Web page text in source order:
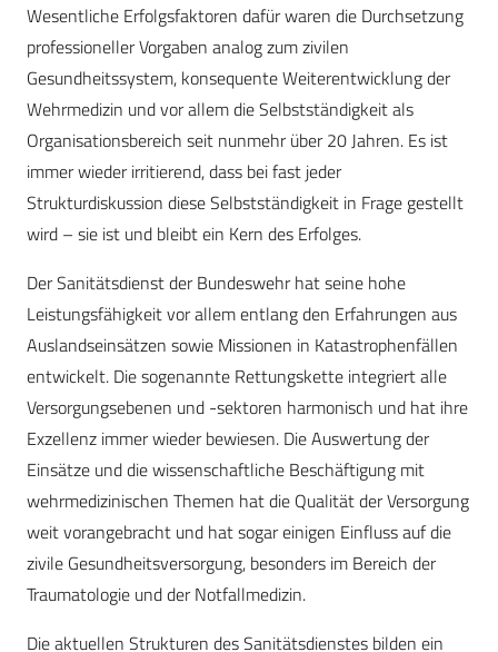
Wesentliche Erfolgsfaktoren dafür waren die Durchsetzung
professioneller Vorgaben analog zum zivilen
Gesundheitssystem, konsequente Weiterentwicklung der
Wehrmedizin und vor allem die Selbstständigkeit als
Organisationsbereich seit nunmehr über 20 Jahren. Es ist
immer wieder irritierend, dass bei fast jeder
Strukturdiskussion diese Selbstständigkeit in Frage gestellt
wird – sie ist und bleibt ein Kern des Erfolges.
Der Sanitätsdienst der Bundeswehr hat seine hohe
Leistungsfähigkeit vor allem entlang den Erfahrungen aus
Auslandseinsätzen sowie Missionen in Katastrophenfällen
entwickelt. Die sogenannte Rettungskette integriert alle
Versorgungsebenen und -sektoren harmonisch und hat ihre
Exzellenz immer wieder bewiesen. Die Auswertung der
Einsätze und die wissenschaftliche Beschäftigung mit
wehrmedizinischen Themen hat die Qualität der Versorgung
weit vorangebracht und hat sogar einigen Einfluss auf die
zivile Gesundheitsversorgung, besonders im Bereich der
Traumatologie und der Notfallmedizin.
Die aktuellen Strukturen des Sanitätsdienstes bilden ein